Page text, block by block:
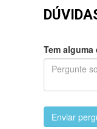
Tem
Enviar